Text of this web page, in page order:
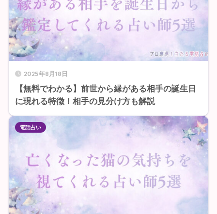
2025年8月18日
【無料でわかる】前世から縁がある相手の誕生日
に現れる特徴！相手の見分け方も解説
電話占い